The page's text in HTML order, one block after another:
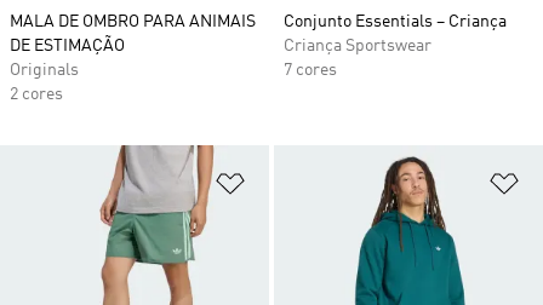
MALA DE OMBRO PARA ANIMAIS
DE ESTIMAÇÃO
Originals
2 cores
Conjunto Essentials – Criança
Criança Sportswear
7 cores
Adicionar à Lista de Desejos